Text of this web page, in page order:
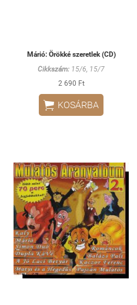
Márió: Örökké szeretlek (CD)
Cikkszám: 15/6, 15/7
2 690 Ft
 KOSÁRBA